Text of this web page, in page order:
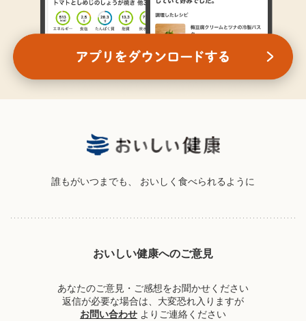
誰もがいつまでも、 おいしく食べられるように
おいしい健康へのご意見
あなたのご意見・ご感想をお聞かせください
返信が必要な場合は、大変恐れ入りますが
お問い合わせ よりご連絡ください